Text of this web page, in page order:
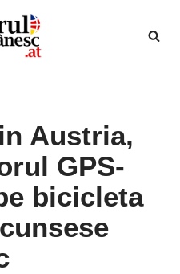
Austria,
GPS-
bicicleta